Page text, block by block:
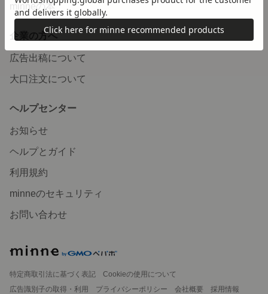
minneの本
企業の方へ
広告出稿について
大口注文について
ヘルプセンター
お知らせ
ヘルプとガイド
利用規約
minneのセキュリティ
お問い合わせ
特定商取引法に基づく表記
Cookieの使用について
広告識別子の取得・利用
プライバシーポリシー 会社概要
採用情報